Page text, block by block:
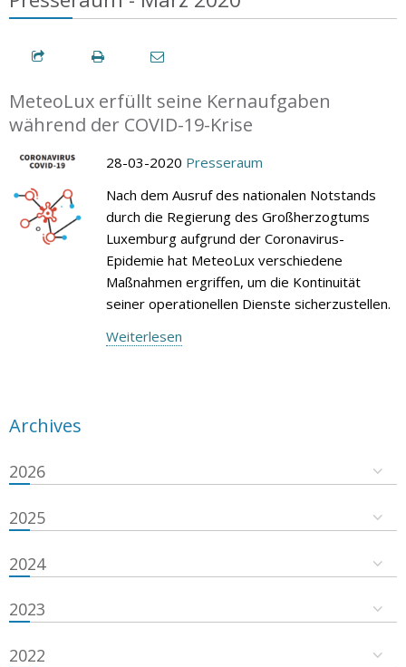
MeteoLux erfüllt seine Kernaufgaben
während der COVID-19-Krise
28-03-2020 Presseraum
Nach dem Ausruf des nationalen Notstands
durch die Regierung des Großherzogtums
Luxemburg aufgrund der Coronavirus-
Epidemie hat MeteoLux verschiedene
Maßnahmen ergriffen, um die Kontinuität
seiner operationellen Dienste sicherzustellen.
Weiterlesen
Archives
2026
2025
2024
2023
2022